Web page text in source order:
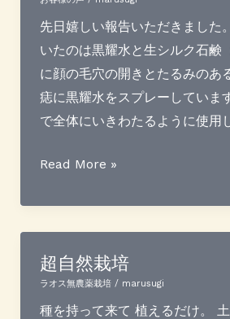
先日嬉しい報告いただきました
いたのは黒耀水と生シルク石鹸
に顔の毛穴の開きとたるみのあ
痣に黒耀水をスプレーしていま
で全体にいきわたるように使用
＜
客
様
の
声
＞
Read More »
超自然栽培
ラオス無農薬栽培/ marusugi
種を持って来て 植えるだけ。